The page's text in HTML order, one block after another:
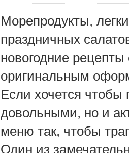
Морепродукты,
праздничных
новогодние
оригинальным
Если хочется
довольными, но и
меню так, чтобы
Один из